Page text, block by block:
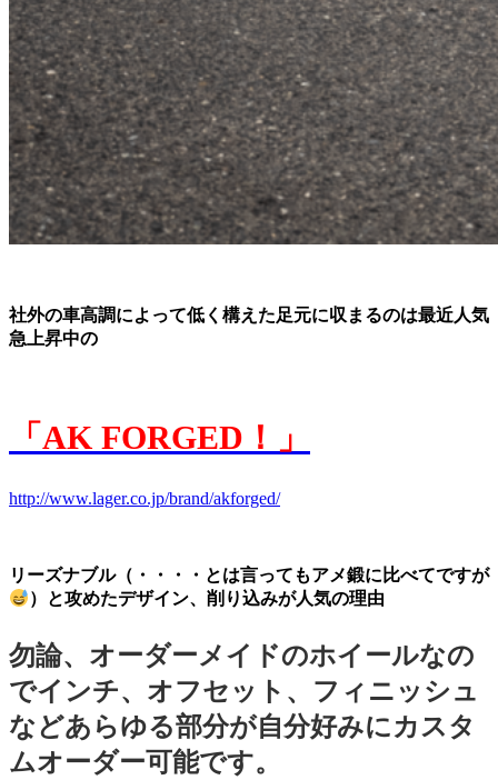
社外の車高調によって低く構えた足元に収まるのは最近人気
急上昇中の
「AK FORGED！」
http://www.lager.co.jp/brand/akforged/
リーズナブル（・・・・とは言ってもアメ鍛に比べてですが
）と攻めたデザイン、削り込みが人気の理由
勿論、オーダーメイドのホイールなの
でインチ、オフセット、フィニッシュ
などあらゆる部分が自分好みにカスタ
ムオーダー可能です。